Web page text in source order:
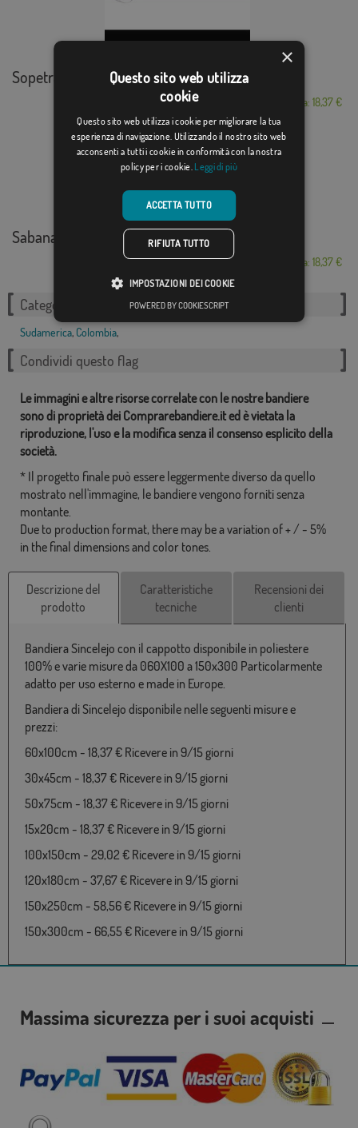
Sopetrán
Da: 18,37 €
Sabanalarga
Da: 18,37 €
Categorie correlate:
Sudamerica, Colombia,
Condividi questo flag
Le immagini e altre risorse correlate con le nostre bandiere
sono di proprietà dei Comprarebandiere.it ed è vietata la
riproduzione, l'uso e la modifica senza il consenso esplicito della
società.
* Il progetto finale può essere leggermente diverso da quello
mostrato nell'immagine, le bandiere vengono forniti senza
montante.
Due to production format, there may be a variation of + / - 5%
in the final dimensions and color tones.
Descrizione del
prodotto
Caratteristiche
tecniche
Recensioni dei
clienti
Bandiera Sincelejo con il cappotto disponibile in poliestere
100% e varie misure da 060X100 a 150x300 Particolarmente
adatto per uso esterno e made in Europe.
Bandiera di Sincelejo disponibile nelle seguenti misure e
prezzi:
60x100cm - 18,37 € Ricevere in 9/15 giorni
30x45cm - 18,37 € Ricevere in 9/15 giorni
50x75cm - 18,37 € Ricevere in 9/15 giorni
15x20cm - 18,37 € Ricevere in 9/15 giorni
100x150cm - 29,02 € Ricevere in 9/15 giorni
120x180cm - 37,67 € Ricevere in 9/15 giorni
150x250cm - 58,56 € Ricevere in 9/15 giorni
150x300cm - 66,55 € Ricevere in 9/15 giorni
Massima sicurezza per i suoi acquisti
×
Questo sito web utilizza
cookie
Questo sito web utilizza i cookie per migliorare la tua
esperienza di navigazione. Utilizzando il nostro sito web
acconsenti a tutti i cookie in conformità con la nostra
policy per i cookie. Leggi di più
ACCETTA TUTTO
RIFIUTA TUTTO
IMPOSTAZIONI DEI COOKIE
POWERED BY COOKIESCRIPT